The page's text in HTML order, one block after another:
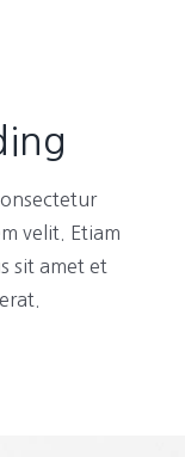
velit. Etiam
sit amet et